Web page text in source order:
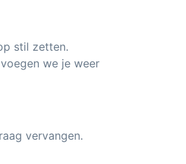
stil zetten.
we je weer
vervangen.